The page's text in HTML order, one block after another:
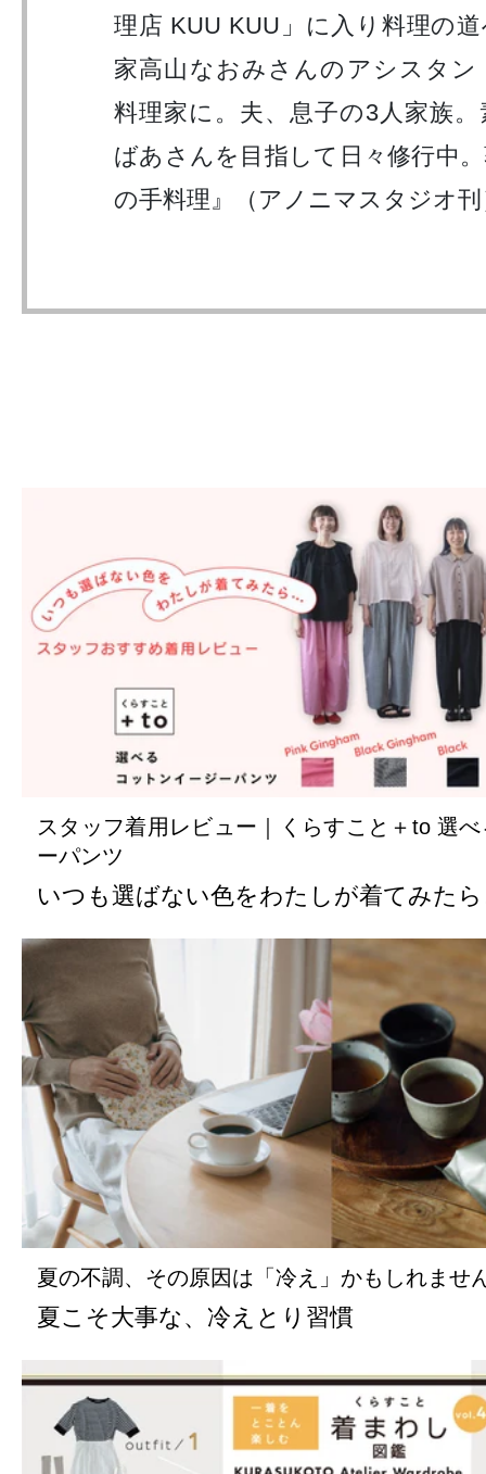
理店 KUU KUU」に入り料理の
家高山なおみさんのアシスタン
料理家に。夫、息子の3人家族
ばあさんを目指して日々修行中
の手料理』（アノニマスタジオ
スタッフ着用レビュー｜くらすこと＋to 選
ーパンツ
いつも選ばない色をわたしが着てみた
夏の不調、その原因は「冷え」かもしれませ
夏こそ大事な、冷えとり習慣